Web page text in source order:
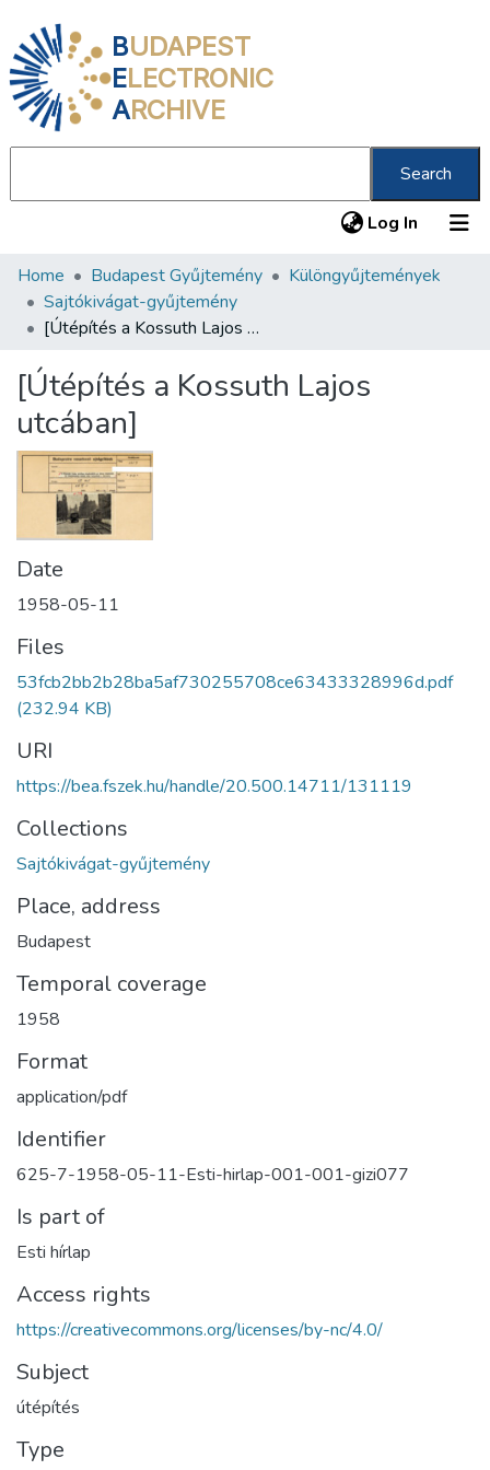
BUDAPEST
ELECTRONIC
ARCHIVE
Search
Log In (current)
Communities & Collections
All of DSpace
Statistics
About us
Home Budapest Gyűjtemény
Különgyűjtemények
Sajtókivágat-gyűjtemény
[Útépítés a Kossuth Lajos utcában]
[Útépítés a Kossuth Lajos
utcában]
Date
1958-05-11
Files
53fcb2bb2b28ba5af730255708ce63433328996d.pdf
(232.94 KB)
URI
https://bea.fszek.hu/handle/20.500.14711/131119
Collections
Sajtókivágat-gyűjtemény
Place, address
Budapest
Temporal coverage
1958
Format
application/pdf
Identifier
625-7-1958-05-11-Esti-hirlap-001-001-gizi077
Is part of
Esti hírlap
Access rights
https://creativecommons.org/licenses/by-nc/4.0/
Subject
útépítés
Type